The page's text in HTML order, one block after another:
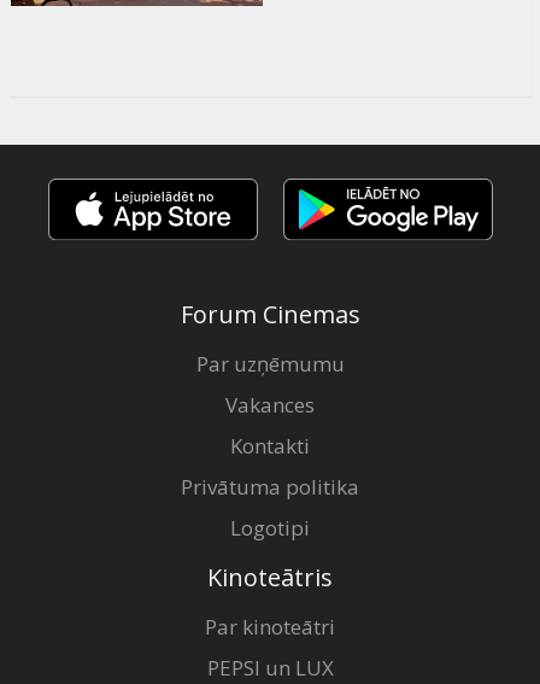
Forum Cinemas
Par uzņēmumu
Vakances
Kontakti
Privātuma politika
Logotipi
Kinoteātris
Par kinoteātri
PEPSI un LUX